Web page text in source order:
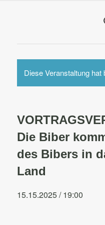
Diese Veranstaltung hat
Die Biber
des Bibers in
Land
15.15.2025 / 19:00